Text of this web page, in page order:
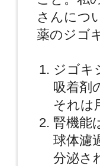
さんにつ
薬のジゴ
ジゴキ
吸着剤
それは
腎機能
球体濾
分泌さ